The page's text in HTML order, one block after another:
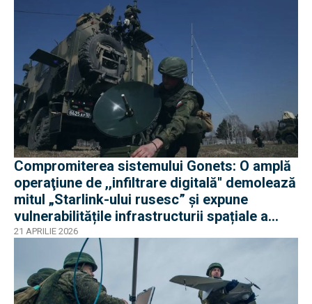
Compromiterea sistemului Gonets: O amplă
operaţiune de ,,infiltrare digitală'' demolează
mitul „Starlink-ului rusesc” și expune
vulnerabilitățile infrastructurii spațiale a
Rusie
21 APRILIE 2026